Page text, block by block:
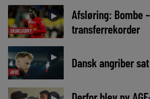
EKSKLUSIVT
►
Afsløring: Bombe
transferrekorder
AVIS
► Dansk angriber